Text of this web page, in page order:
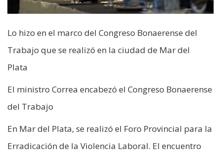
Lo hizo en el marco del Congreso Bonaerense del
Trabajo que se realizó en la ciudad de Mar del
Plata
El ministro Correa encabezó el Congreso Bonaerense
del Trabajo
En Mar del Plata, se realizó el Foro Provincial para la
Erradicación de la Violencia Laboral. El encuentro